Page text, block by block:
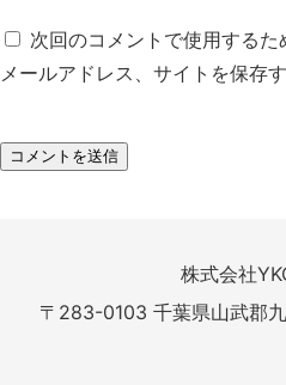
次回のコメントで使用するた
メールアドレス、サイトを保存す
株式会社
〒283-0103 千葉県山武郡